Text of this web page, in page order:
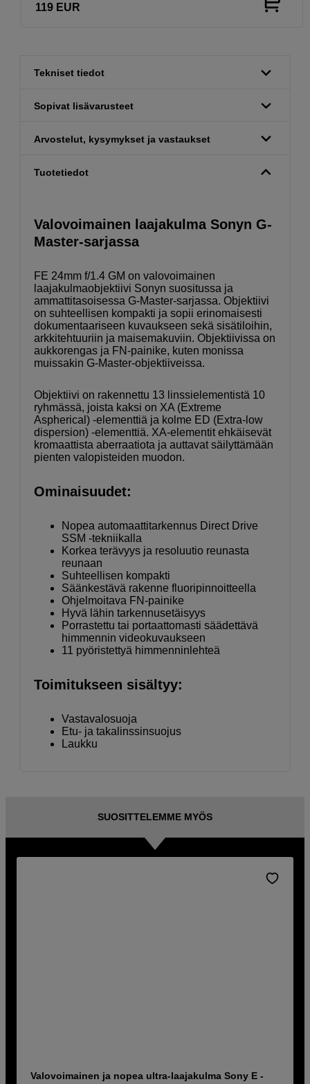
119 EUR
Tekniset tiedot
Sopivat lisävarusteet
Arvostelut, kysymykset ja vastaukset
Tuotetiedot
Valovoimainen laajakulma Sonyn G-
Master-sarjassa
FE 24mm f/1.4 GM on valovoimainen
laajakulmaobjektiivi Sonyn suositussa ja
ammattitasoisessa G-Master-sarjassa. Objektiivi
on suhteellisen kompakti ja sopii erinomaisesti
dokumentaariseen kuvaukseen sekä sisätiloihin,
arkkitehtuuriin ja maisemakuviin. Objektiivissa on
aukkorengas ja FN-painike, kuten monissa
muissakin G-Master-objektiiveissa.
Objektiivi on rakennettu 13 linssielementistä 10
ryhmässä, joista kaksi on XA (Extreme
Aspherical) -elementtiä ja kolme ED (Extra-low
dispersion) -elementtiä. XA-elementit ehkäisevät
kromaattista aberraatiota ja auttavat säilyttämään
pienten valopisteiden muodon.
Ominaisuudet:
Nopea automaattitarkennus Direct Drive
SSM -tekniikalla
Korkea terävyys ja resoluutio reunasta
reunaan
Suhteellisen kompakti
Säänkestävä rakenne fluoripinnoitteella
Ohjelmoitava FN-painike
Hyvä lähin tarkennusetäisyys
Porrastettu tai portaattomasti säädettävä
himmennin videokuvaukseen
11 pyöristettyä himmenninlehteä
Toimitukseen sisältyy:
Vastavalosuoja
Etu- ja takalinssinsuojus
Laukku
SUOSITTELEMME MYÖS
Valovoimainen ja nopea ultra-laajakulma Sony E -